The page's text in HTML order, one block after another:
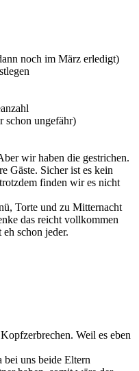
noch im März erledigt)
schon ungefähr)
wir haben die gestrichen.
Gäste. Sicher ist es kein
finden wir es nicht
Torte und zu Mitternacht
das reicht vollkommen
schon jeder.
Weil es eben
uns beide Eltern